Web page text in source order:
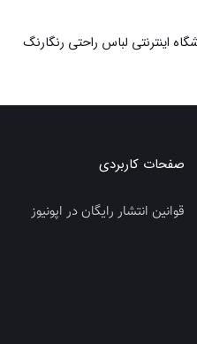
اینترنتی لباس راحتی رنگارنگ
صفحات کاربردی
قوانین انتشار رایگان در اپونیوز